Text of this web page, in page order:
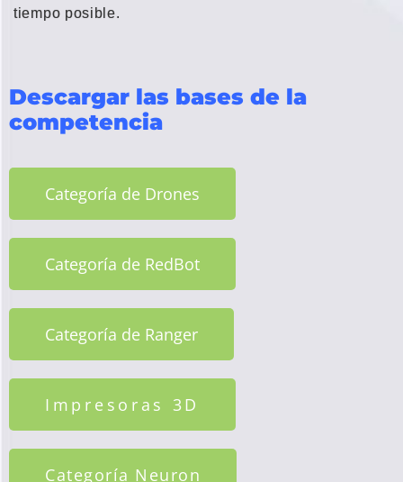
tiempo posible.
Descargar las bases de la
competencia
Categoría de Drones
Categoría de RedBot
Categoría de Ranger
Impresoras 3D
Categoría Neuron